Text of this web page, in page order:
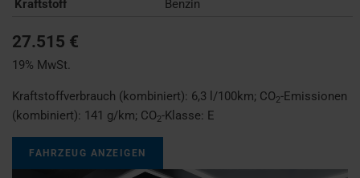
Kraftstoff
Benzin
27.515 €
19% MwSt.
Kraftstoffverbrauch (kombiniert): 6,3 l/100km; CO2-Emissionen
(kombiniert): 141 g/km; CO2-Klasse: E
FAHRZEUG ANZEIGEN